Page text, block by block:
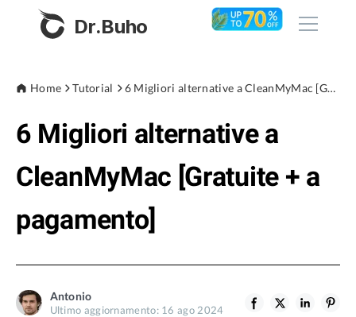
Dr.Buho
Prodotti
BuhoCleaner
BuhoUnlocker
BuhoRepair
BuhoLaunchpad
Negozio
Blog
Home Tutorial 6 Migliori alternative a CleanMyMac [Gratuite + a pagamento]
6 Migliori alternative a
CleanMyMac [Gratuite + a
pagamento]
Antonio
Ultimo aggiornamento: 16 ago 2024